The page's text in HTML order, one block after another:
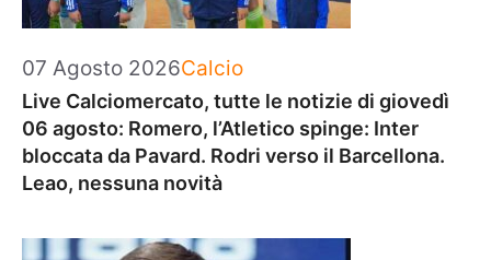
07 Agosto 2026Categorie
Calcio
Live Calciomercato, tutte le notizie di giovedì
06 agosto: Romero, l’Atletico spinge: Inter
bloccata da Pavard. Rodri verso il Barcellona.
Leao, nessuna novità